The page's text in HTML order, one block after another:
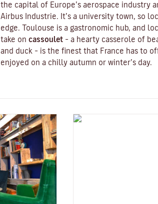
the capital of Europe’s aerospace industry
Airbus Industrie. It’s a university town, so
edge. Toulouse is a gastronomic hub, and
take on cassoulet – a hearty casserole of
and duck – is the finest that France has to
enjoyed on a chilly autumn or winter’s day.